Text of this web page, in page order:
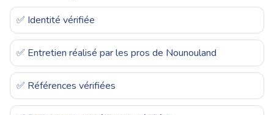
✅ Identité vérifiée
✅ Entretien réalisé par les pros de Nounouland
✅ Références vérifiées